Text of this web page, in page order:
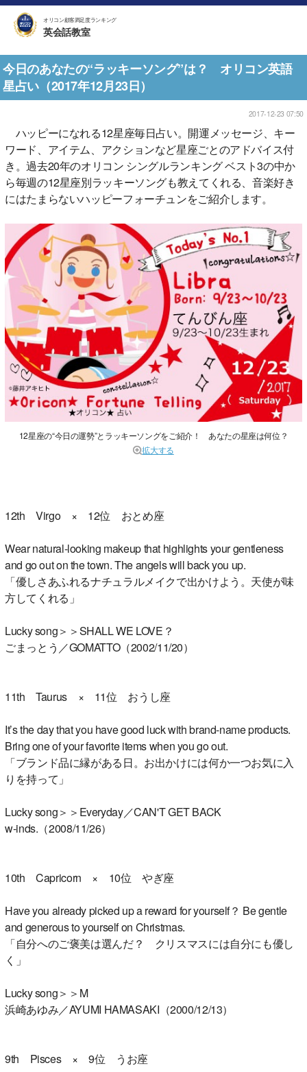
オリコン顧客満足度ランキング
英会話教室
今日のあなたの“ラッキーソング”は？ オリコン英語
星占い（2017年12月23日）
2017-12-23 07:50
ハッピーになれる12星座毎日占い。開運メッセージ、キー
ワード、アイテム、アクションなど星座ごとのアドバイス付
き。過去20年のオリコン シングルランキング ベスト3の中か
ら毎週の12星座別ラッキーソングも教えてくれる、音楽好き
にはたまらないハッピーフォーチュンをご紹介します。
12星座の“今日の運勢”とラッキーソングをご紹介！ あなたの星座は何位？
拡大する
12th Virgo × 12位 おとめ座
Wear natural-looking makeup that highlights your gentleness
and go out on the town. The angels will back you up.
「優しさあふれるナチュラルメイクで出かけよう。天使が味
方してくれる」
Lucky song＞＞SHALL WE LOVE？
ごまっとう／GOMATTO（2002/11/20）
11th Taurus × 11位 おうし座
It’s the day that you have good luck with brand-name products.
Bring one of your favorite items when you go out.
「ブランド品に縁がある日。お出かけには何か一つお気に入
りを持って」
Lucky song＞＞Everyday／CAN'T GET BACK
w-inds.（2008/11/26）
10th Capricorn × 10位 やぎ座
Have you already picked up a reward for yourself？ Be gentle
and generous to yourself on Christmas.
「自分へのご褒美は選んだ？ クリスマスには自分にも優し
く」
Lucky song＞＞M
浜崎あゆみ／AYUMI HAMASAKI（2000/12/13）
9th Pisces × 9位 うお座